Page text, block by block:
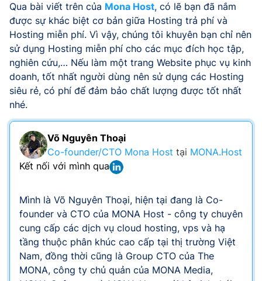
Qua bài viết trên của Mona Host, có lẽ bạn đã nắm
được sự khác biệt cơ bản giữa Hosting trả phí và
Hosting miễn phí. Vì vậy, chúng tôi khuyên bạn chỉ nên
sử dụng Hosting miễn phí cho các mục đích học tập,
nghiên cứu,… Nếu làm một trang Website phục vụ kinh
doanh, tốt nhất người dùng nên sử dụng các Hosting
siêu rẻ, có phí để đảm bảo chất lượng được tốt nhất
nhé.
Võ Nguyên Thoại
Co-founder/CTO Mona Host tại MONA.Host
Kết nối với mình qua
Mình là Võ Nguyên Thoại, hiện tại đang là Co-
founder và CTO của MONA Host - công ty chuyên
cung cấp các dịch vụ cloud hosting, vps và hạ
tầng thuộc phân khúc cao cấp tại thị trường Việt
Nam, đồng thời cũng là Group CTO của The
MONA, công ty chủ quản của MONA Media,